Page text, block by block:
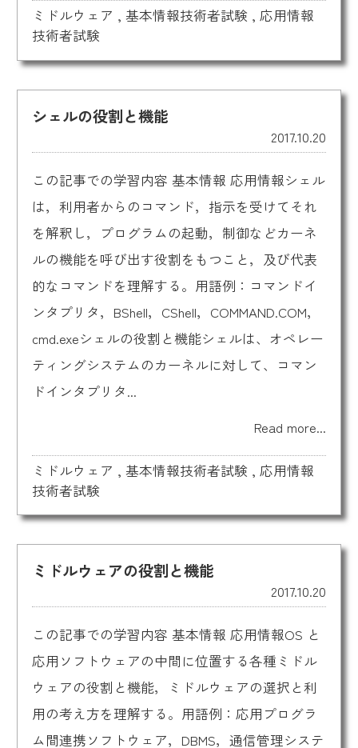
ミドルウェア , 基本情報技術者試験 , 応用情報
技術者試験
シェルの役割と機能
2017.10.20
この記事での学習内容 基本情報 応用情報シェル
は，利用者からのコマンド，指示を受けてそれ
を解釈し，プログラムの起動，制御などカーネ
ルの機能を呼び出す役割をもつこと，及び代表
的なコマンドを理解する。用語例：コマンドイ
ンタプリタ，BShell，CShell，COMMAND.COM，
cmd.exeシェルの役割と機能シェルは、オペレー
ティングシステムのカーネルに対して、コマン
ドインタプリタ...
Read more...
ミドルウェア , 基本情報技術者試験 , 応用情報
技術者試験
ミドルウェアの役割と機能
2017.10.20
この記事での学習内容 基本情報 応用情報OS と
応用ソフトウェアの中間に位置する各種ミドル
ウェアの役割と機能，ミドルウェアの選択と利
用の考え方を理解する。用語例：応用プログラ
ム間連携ソフトウェア，DBMS，通信管理システ